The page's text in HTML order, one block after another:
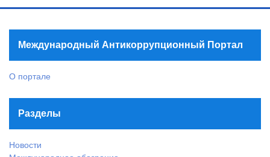
Международный Антикоррупционный Портал
О портале
Разделы
Новости